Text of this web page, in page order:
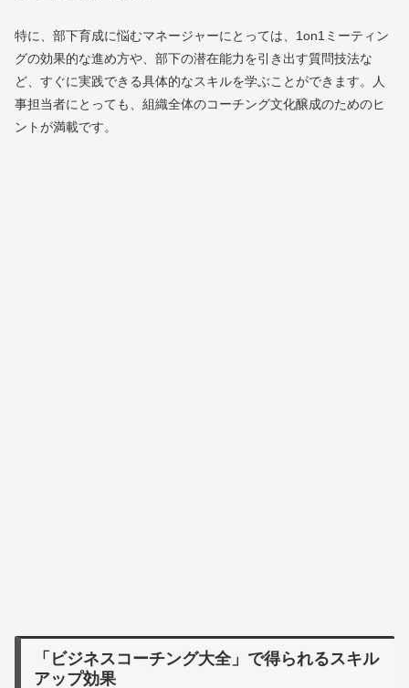
特に、部下育成に悩むマネージャーにとっては、1on1ミーティン
グの効果的な進め方や、部下の潜在能力を引き出す質問技法な
ど、すぐに実践できる具体的なスキルを学ぶことができます。人
事担当者にとっても、組織全体のコーチング文化醸成のためのヒ
ントが満載です。
「ビジネスコーチング大全」で得られるスキル
アップ効果